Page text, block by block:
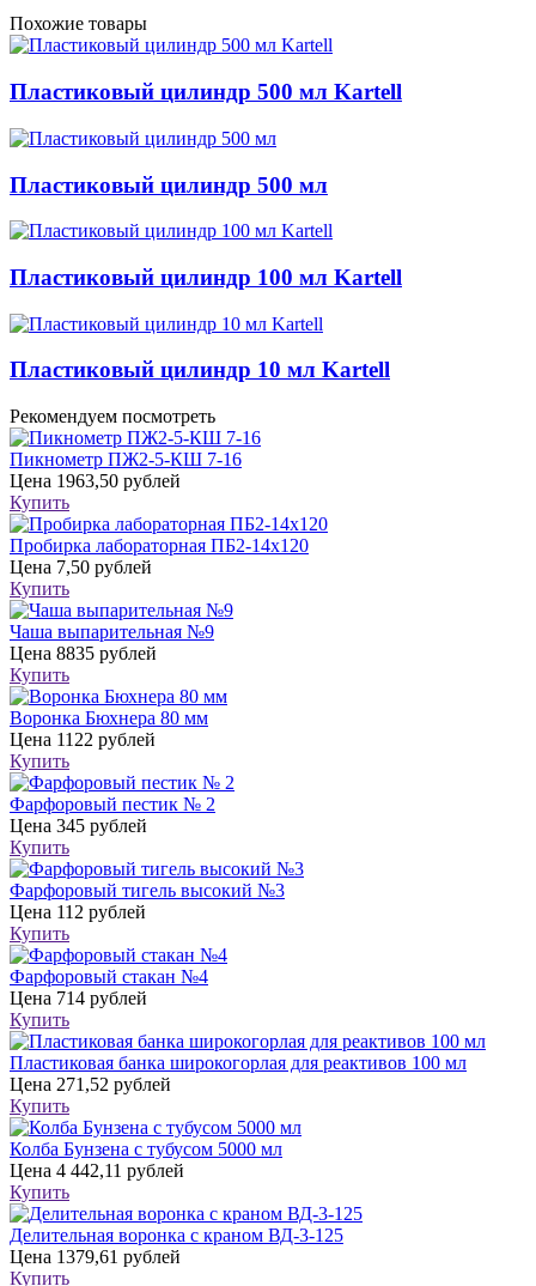
Похожие товары
Пластиковый цилиндр 500 мл Kartell
Пластиковый цилиндр 500 мл
Пластиковый цилиндр 100 мл Kartell
Пластиковый цилиндр 10 мл Kartell
Рекомендуем посмотреть
Пикнометр ПЖ2-5-КШ 7-16
Цена 1963,50 рублей
Купить
Пробирка лабораторная ПБ2-14х120
Цена 7,50 рублей
Купить
Чаша выпарительная №9
Цена 8835 рублей
Купить
Воронка Бюхнера 80 мм
Цена 1122 рублей
Купить
Фарфоровый пестик № 2
Цена 345 рублей
Купить
Фарфоровый тигель высокий №3
Цена 112 рублей
Купить
Фарфоровый стакан №4
Цена 714 рублей
Купить
Пластиковая банка широкогорлая для реактивов 100 мл
Цена 271,52 рублей
Купить
Колба Бунзена с тубусом 5000 мл
Цена 4 442,11 рублей
Купить
Делительная воронка с краном ВД-3-125
Цена 1379,61 рублей
Купить